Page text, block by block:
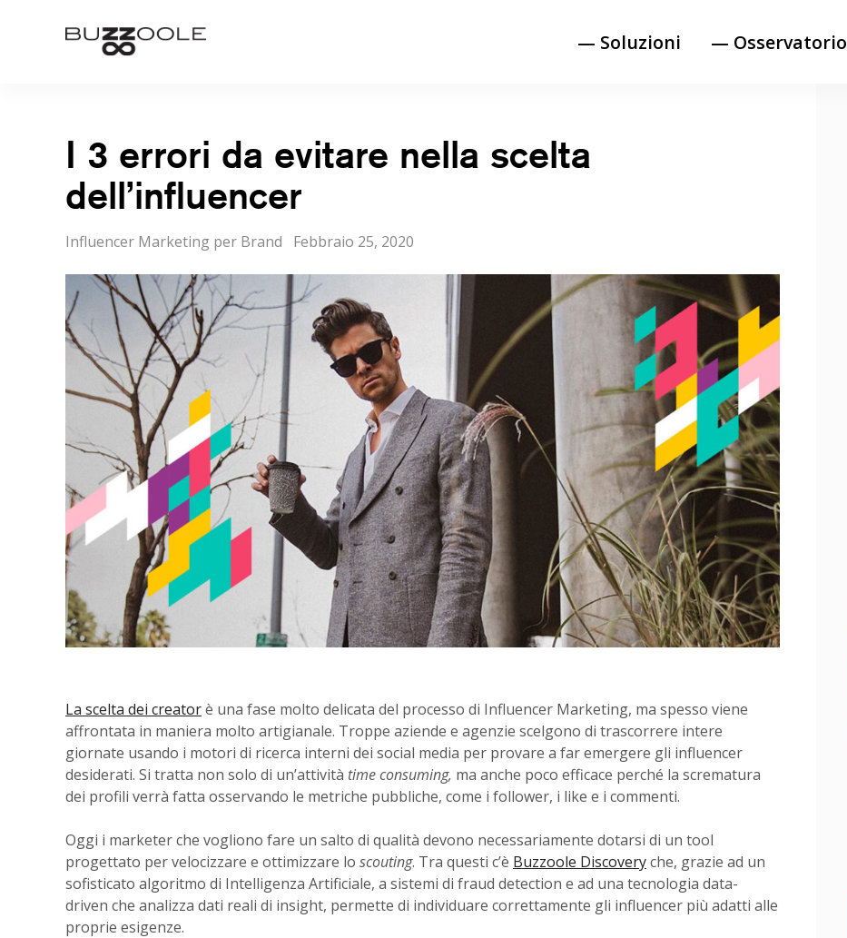
Buzzoole — Soluzioni — Osservatorio
I 3 errori da evitare nella scelta
dell’influencer
Categorie
Influencer Marketing per Brand
Posted
Febbraio 25, 2020
La scelta dei creatorè una fase molto delicata del processo di Influencer Marketing, ma spesso viene
affrontata in maniera molto artigianale. Troppe aziende e agenzie scelgono di trascorrere intere
giornate usando i motori di ricerca interni dei social media per provare a far emergere gli influencer
desiderati. Si tratta non solo di un’attività time consuming, ma anche poco efficace perché la scrematura
dei profili verrà fatta osservando le metriche pubbliche, come i follower, i like e i commenti.
Oggi i marketer che vogliono fare un salto di qualità devono necessariamente dotarsi di un tool
progettato per velocizzare e ottimizzare loscouting. Tra questi c’è Buzzoole Discoveryche, grazie ad un
sofisticato algoritmo di Intelligenza Artificiale, a sistemi di fraud detection e ad una tecnologia data-
driven che analizza dati reali di insight, permette di individuare correttamente gli influencer più adatti alle
proprie esigenze.